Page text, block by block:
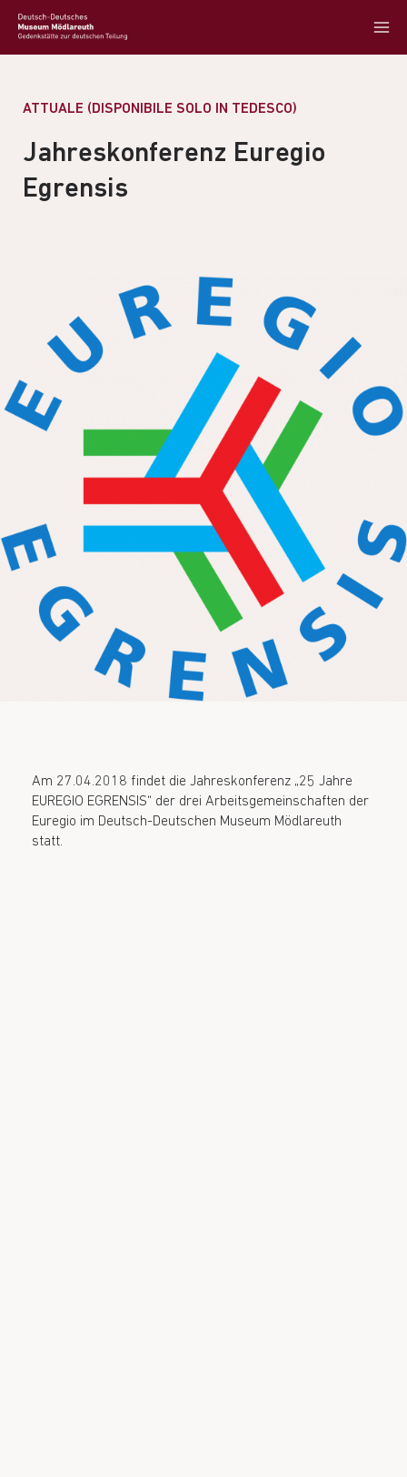
ATTUALE (DISPONIBILE SOLO IN TEDESCO)
Jahreskonferenz Euregio
Egrensis
Am 27.04.2018 findet die Jahreskonferenz „25 Jahre
EUREGIO EGRENSIS“ der drei Arbeitsgemeinschaften der
Euregio im Deutsch-Deutschen Museum Mödlareuth
statt.